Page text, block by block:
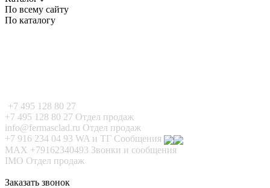
По всему сайту
По каталогу
+7 495 128 80 27
+7 495 128 80 27 Отдел продаж
info@fermasclad.ru Отдел продаж
+7 916 234 04 93 WA и ТГ Сообщения
MAX +79162340493 Звонки и сообщения
IMO Отдел продаж
Заказать звонок